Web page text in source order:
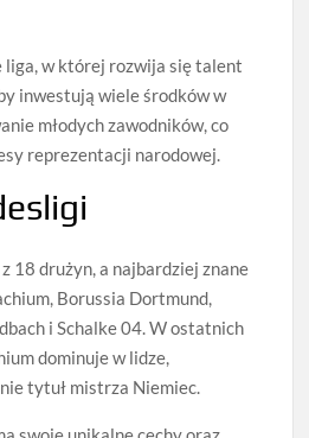
liga, w której rozwija się talent
inwestują wiele środków w
młodych zawodników, co
reprezentacji narodowej.
18 drużyn, a najbardziej znane
Borussia Dortmund,
i Schalke 04. W ostatnich
dominuje w lidze,
tytuł mistrza Niemiec.